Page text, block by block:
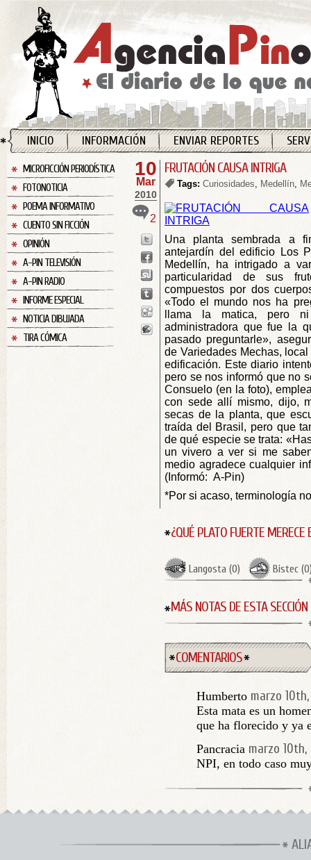
INICIO INFORMACIÓN ENVIAR REPORTES
MICROFICCIÓN PERIODÍSTICA
FOTONOTICIA
POEMA INFORMATIVO
CUENTO SIN FICCIÓN
OPINIÓN
A-PIN TELEVISIÓN
A-PIN RADIO
INFORME ESPECIAL
NOTICIA DIBUJADA
TIRA CÓMICA
10
Mar
2010
2
FRUTACIÓN CAUSA INTRIGA
Tags: Curiosidades, Medellín,
Una planta sembrada a
antejardín del edificio Los
Medellín, ha intrigado a
particularidad de sus
compuestos por dos
«Todo el mundo nos ha
llama la matica, pero
administradora que fue la
pasado preguntarle»,
de Variedades Mechas,
edificación. Este diario
pero se nos informó que no
Consuelo (en la foto),
con sede allí mismo, dijo,
secas de la planta, que
traída del Brasil, pero que
de qué especie se trata:
un vivero a ver si me
medio agradece cualquier
(Informó: A-Pin)
*Por si acaso, terminología
¿QUÉ PLATO FUERTE MERECE
Langosta (0) Bistec (0
MÁS NOTAS DE ESTA SECCIÓN
COMENTARIOS
Humberto marzo
Esta mata es un
que ha florecido y ya
Pancracia marzo 10th,
NPI, en todo caso